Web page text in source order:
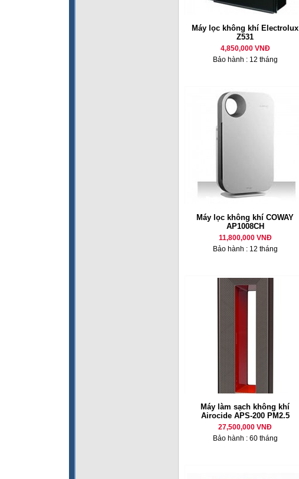
Máy lọc không khí Electrolux
Z531
4,850,000 VNĐ
Bảo hành : 12 tháng
Máy lọc không khí COWAY
AP1008CH
11,800,000 VNĐ
Bảo hành : 12 tháng
Máy làm sạch không khí
Airocide APS-200 PM2.5
27,500,000 VNĐ
Bảo hành : 60 tháng